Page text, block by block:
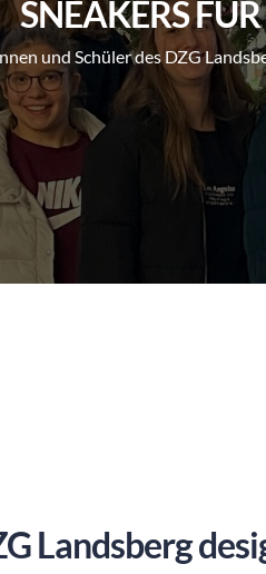
SNEAKERS
und Schüler des DZG
Landsberg